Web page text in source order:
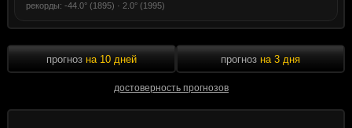
рекорды: -44.0° (1895) · 2.0° (1995)
прогноз на 10 дней
достоверность прогнозов
прогноз на 3 дня